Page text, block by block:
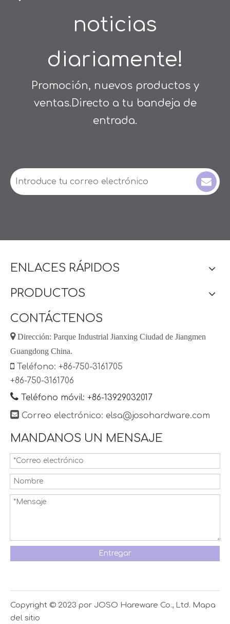
noticias
diariamente!
Promoción, nuevos productos y
ventas.Directo a tu bandeja de
entrada.
ENLACES RÁPIDOS
PRODUCTOS
CONTÁCTENOS
Dirección: Parque Industrial Jianxing Ciudad de Jiangmen
Guangdong China.
 Teléfono: +86-750-3161705
+86-750-3161706
 Teléfono móvil: +86-13929032017
 Correo electrónico: elsa@josohardware.com
MANDANOS UN MENSAJE
Entregar
Copyright © 2023 por JOSO Hareware Co., Ltd. Mapa
del sitio